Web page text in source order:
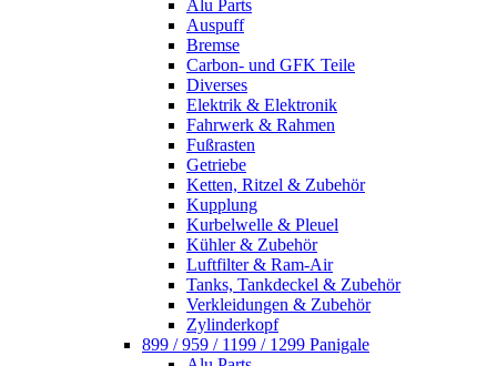
Alu Parts
Auspuff
Bremse
Carbon- und GFK Teile
Diverses
Elektrik & Elektronik
Fahrwerk & Rahmen
Fußrasten
Getriebe
Ketten, Ritzel & Zubehör
Kupplung
Kurbelwelle & Pleuel
Kühler & Zubehör
Luftfilter & Ram-Air
Tanks, Tankdeckel & Zubehör
Verkleidungen & Zubehör
Zylinderkopf
899 / 959 / 1199 / 1299 Panigale